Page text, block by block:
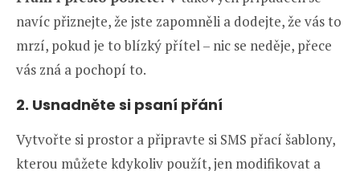
navíc přiznejte, že jste zapomněli a dodejte, že vás to
mrzí, pokud je to blízký přítel – nic se neděje, přece
vás zná a pochopí to.
2. Usnadněte si psaní přání
Vytvořte si prostor a připravte si SMS přací šablony,
kterou můžete kdykoliv použít, jen modifikovat a